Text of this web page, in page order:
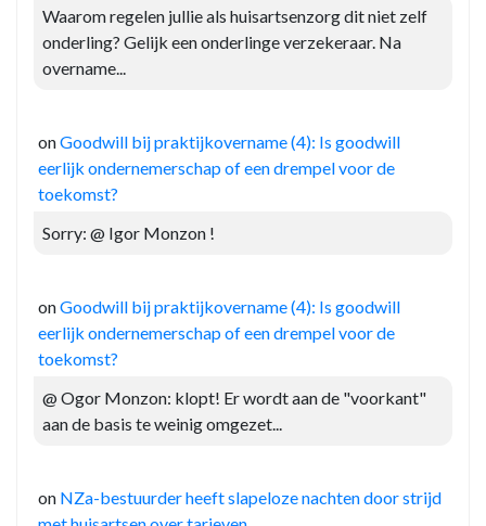
Waarom regelen jullie als huisartsenzorg dit niet zelf
onderling? Gelijk een onderlinge verzekeraar. Na
overname...
onGoodwill bij praktijkovername (4): Is goodwill
eerlijk ondernemerschap of een drempel voor de
toekomst?
Sorry: @ Igor Monzon !
onGoodwill bij praktijkovername (4): Is goodwill
eerlijk ondernemerschap of een drempel voor de
toekomst?
@ Ogor Monzon: klopt! Er wordt aan de "voorkant"
aan de basis te weinig omgezet...
on NZa-bestuurder heeft slapeloze nachten door strijd